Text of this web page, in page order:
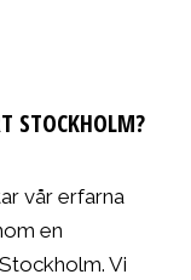
STOCKHOLM?
vår erfarna
en
Vi